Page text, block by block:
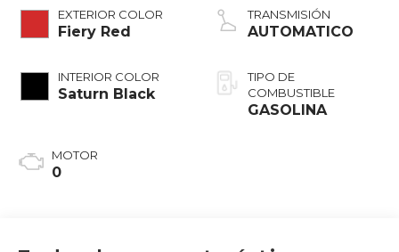
EXTERIOR COLOR
Fiery Red
INTERIOR COLOR
Saturn Black
MOTOR
0
TRANSMISIÓN
AUTOMATICO
TIPO DE
COMBUSTIBLE
GASOLINA